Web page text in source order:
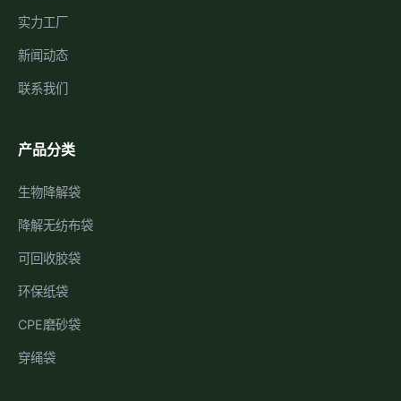
实力工厂
新闻动态
联系我们
产品分类
生物降解袋
降解无纺布袋
可回收胶袋
环保纸袋
CPE磨砂袋
穿绳袋